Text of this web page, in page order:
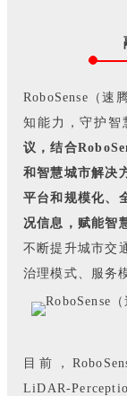
RoboSense（速
知能力，守护智
议，结合
和智慧城市解决
平台和规模化、
况信息，赋能智
不断提升城市交
治理模式、服务
目前，
LiDAR-